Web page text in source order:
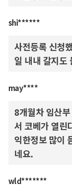
shi******
사전등록 신청
일 내내 갈지도
may****
8개월차 임산
서 코베가 열린
익한정보 많이
네요.
wld*******